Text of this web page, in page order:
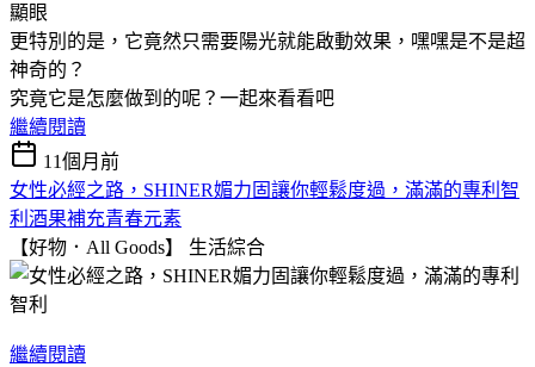
顯眼
更特別的是，它竟然只需要陽光就能啟動效果，嘿嘿是不是超
神奇的？
究竟它是怎麼做到的呢？一起來看看吧
繼續閱讀
11個月前
女性必經之路，SHINER媚力固讓你輕鬆度過，滿滿的專利智
利酒果補充青春元素
【好物．All Goods】 生活綜合
繼續閱讀